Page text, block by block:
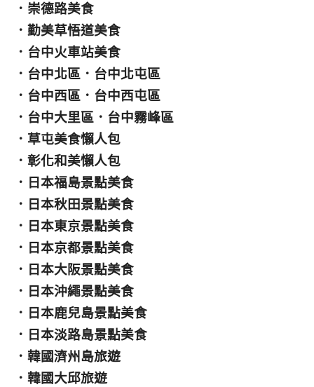
． 崇德路美食
． 勤美草悟道美食
． 台中火車站美食
． 台中北區 ． 台中北屯區
． 台中西區 ． 台中西屯區
． 台中大里區 ． 台中霧峰區
． 草屯美食懶人包
． 彰化和美懶人包
． 日本福島景點美食
． 日本秋田景點美食
． 日本東京景點美食
． 日本京都景點美食
． 日本大阪景點美食
． 日本沖繩景點美食
． 日本鹿兒島景點美食
． 日本淡路島景點美食
． 韓國濟州島旅遊
． 韓國大邱旅遊